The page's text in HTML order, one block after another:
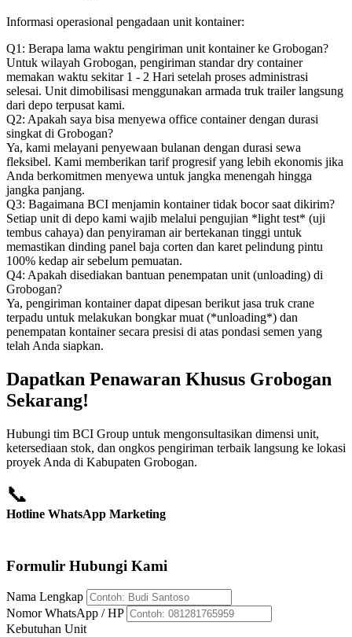
Informasi operasional pengadaan unit kontainer:
Q1: Berapa lama waktu pengiriman unit kontainer ke Grobogan?
Untuk wilayah Grobogan, pengiriman standar dry container
memakan waktu sekitar 1 - 2 Hari setelah proses administrasi
selesai. Unit dimobilisasi menggunakan armada truk trailer langsung
dari depo terpusat kami.
Q2: Apakah saya bisa menyewa office container dengan durasi
singkat di Grobogan?
Ya, kami melayani penyewaan bulanan dengan durasi sewa
fleksibel. Kami memberikan tarif progresif yang lebih ekonomis jika
Anda berkomitmen menyewa untuk jangka menengah hingga
jangka panjang.
Q3: Bagaimana BCI menjamin kontainer tidak bocor saat dikirim?
Setiap unit di depo kami wajib melalui pengujian *light test* (uji
tembus cahaya) dan penyiraman air bertekanan tinggi untuk
memastikan dinding panel baja corten dan karet pelindung pintu
100% kedap air sebelum pemuatan.
Q4: Apakah disediakan bantuan penempatan unit (unloading) di
Grobogan?
Ya, pengiriman kontainer dapat dipesan berikut jasa truk crane
terpadu untuk melakukan bongkar muat (*unloading*) dan
penempatan kontainer secara presisi di atas pondasi semen yang
telah Anda siapkan.
Dapatkan Penawaran Khusus Grobogan
Sekarang!
Hubungi tim BCI Group untuk mengonsultasikan dimensi unit,
ketersediaan stok, dan ongkos pengiriman terbaik langsung ke lokasi
proyek Anda di Kabupaten Grobogan.
📞
Hotline WhatsApp Marketing
Formulir Hubungi Kami
Nama Lengkap
Nomor WhatsApp / HP
Kebutuhan Unit